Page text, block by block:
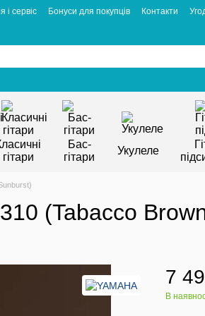
і сервіс Бонуси для покупців Контакти
гітари
Бас-
гітари
Укулеле
(Tabacco
7
В